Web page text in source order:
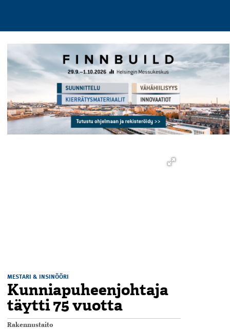
MESTARI & INSINÖÖRI
Kunniapuheenjohtaja
täytti 75 vuotta
Rakennustaito